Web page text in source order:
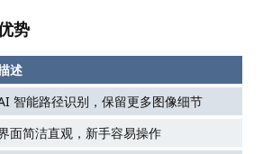
势
述
智能路径识别，保留更多图像细节
面简洁直观，新手容易操作